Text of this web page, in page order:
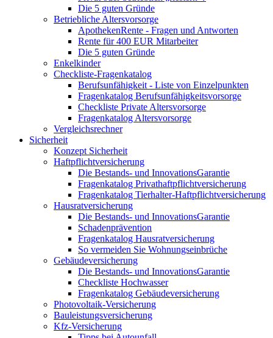
Die 5 guten Gründe
Betriebliche Altersvorsorge
ApothekenRente - Fragen und Antworten
Rente für 400 EUR Mitarbeiter
Die 5 guten Gründe
Enkelkinder
Checkliste-Fragenkatalog
Berufsunfähigkeit - Liste von Einzelpunkten
Fragenkatalog Berufsunfähigkeitsvorsorge
Checkliste Private Altersvorsorge
Fragenkatalog Altersvorsorge
Vergleichsrechner
Sicherheit
Konzept Sicherheit
Haftpflichtversicherung
Die Bestands- und InnovationsGarantie
Fragenkatalog Privathaftpflichtversicherung
Fragenkatalog Tierhalter-Haftpflichtversicherung
Hausratversicherung
Die Bestands- und InnovationsGarantie
Schadenprävention
Fragenkatalog Hausratversicherung
So vermeiden Sie Wohnungseinbrüche
Gebäudeversicherung
Die Bestands- und InnovationsGarantie
Checkliste Hochwasser
Fragenkatalog Gebäudeversicherung
Photovoltaik-Versicherung
Bauleistungsversicherung
Kfz-Versicherung